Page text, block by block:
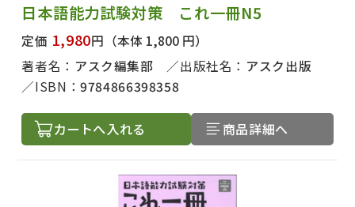
日本語能力試験対策 これ一冊N5
定価 1,980円 （本体 1,800 円）
著者名： アスク編集部 出版社名： アスク出版
ISBN：9784866398358
カートへ入れる 商品詳細へ